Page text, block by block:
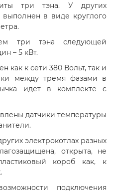
три тэна. У других
выполнен в виде круглого
три тэна следующей
– 5 кВт.
как к сети 380 Вольт, так и
между тремя фазами в
идет в комплекте с
датчики температуры
электрокотлах разных
открыта, не
короб как, к
подключения